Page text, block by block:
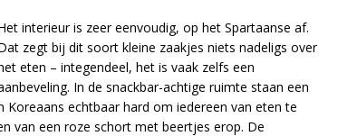
interieur is zeer eenvoudig, op het Spartaanse af.
zegt bij dit soort kleine zaakjes niets nadeligs over
eten – integendeel, het is vaak zelfs een
In de snackbar-achtige ruimte staan een
echtbaar hard om iedereen van eten te
van een roze schort met beertjes erop. De